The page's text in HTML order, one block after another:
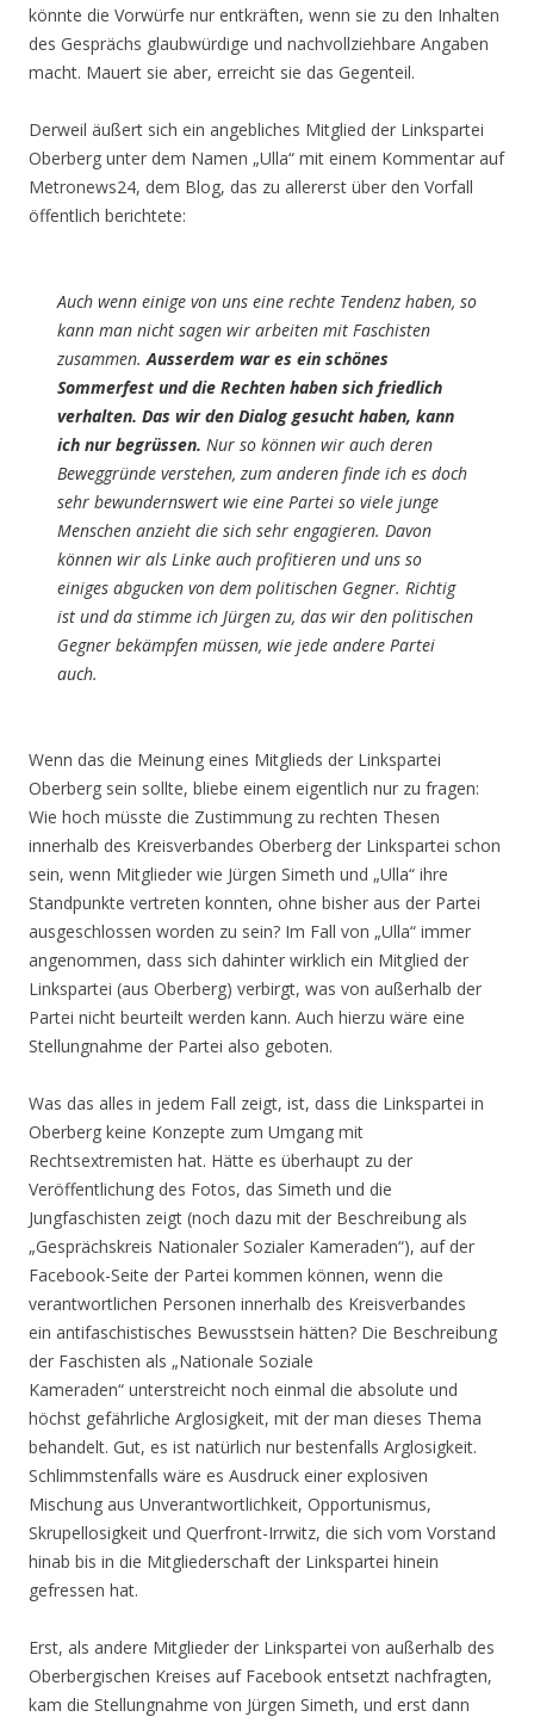
könnte die Vorwürfe nur entkräften, wenn sie zu den Inhalten
des Gesprächs glaubwürdige und nachvollziehbare Angaben
macht. Mauert sie aber, erreicht sie das Gegenteil.
Derweil äußert sich ein angebliches Mitglied der Linkspartei
Oberberg unter dem Namen „Ulla“ mit einem Kommentar auf
Metronews24, dem Blog, das zu allererst über den Vorfall
öffentlich berichtete:
Auch wenn einige von uns eine rechte Tendenz haben, so
kann man nicht sagen wir arbeiten mit Faschisten
zusammen.Ausserdem war es ein schönes
Sommerfest und die Rechten haben sich friedlich
verhalten. Das wir den Dialog gesucht haben, kann
ich nur begrüssen. Nur so können wir auch deren
Beweggründe verstehen, zum anderen finde ich es doch
sehr bewundernswert wie eine Partei so viele junge
Menschen anzieht die sich sehr engagieren. Davon
können wir als Linke auch profitieren und uns so
einiges abgucken von dem politischen Gegner. Richtig
ist und da stimme ich Jürgen zu, das wir den politischen
Gegner bekämpfen müssen, wie jede andere Partei
auch.
Wenn das die Meinung eines Mitglieds der Linkspartei
Oberberg sein sollte, bliebe einem eigentlich nur zu fragen:
Wie hoch müsste die Zustimmung zu rechten Thesen
innerhalb des Kreisverbandes Oberberg der Linkspartei schon
sein, wenn Mitglieder wie Jürgen Simeth und „Ulla“ ihre
Standpunkte vertreten konnten, ohne bisher aus der Partei
ausgeschlossen worden zu sein? Im Fall von „Ulla“ immer
angenommen, dass sich dahinter wirklich ein Mitglied der
Linkspartei (aus Oberberg) verbirgt, was von außerhalb der
Partei nicht beurteilt werden kann. Auch hierzu wäre eine
Stellungnahme der Partei also geboten.
Was das alles in jedem Fall zeigt, ist, dass die Linkspartei in
Oberberg keine Konzepte zum Umgang mit
Rechtsextremisten hat. Hätte es überhaupt zu der
Veröffentlichung des Fotos, das Simeth und die
Jungfaschisten zeigt (noch dazu mit der Beschreibung als
„Gesprächskreis Nationaler Sozialer Kameraden“), auf der
Facebook-Seite der Partei kommen können, wenn die
verantwortlichen Personen innerhalb des Kreisverbandes
ein antifaschistisches Bewusstsein hätten? Die Beschreibung
der Faschisten als „Nationale Soziale
Kameraden“ unterstreicht noch einmal die absolute und
höchst gefährliche Arglosigkeit, mit der man dieses Thema
behandelt. Gut, es ist natürlich nur bestenfalls Arglosigkeit.
Schlimmstenfalls wäre es Ausdruck einer explosiven
Mischung aus Unverantwortlichkeit, Opportunismus,
Skrupellosigkeit und Querfront-Irrwitz, die sich vom Vorstand
hinab bis in die Mitgliederschaft der Linkspartei hinein
gefressen hat.
Erst, als andere Mitglieder der Linkspartei von außerhalb des
Oberbergischen Kreises auf Facebook entsetzt nachfragten,
kam die Stellungnahme von Jürgen Simeth, und erst dann